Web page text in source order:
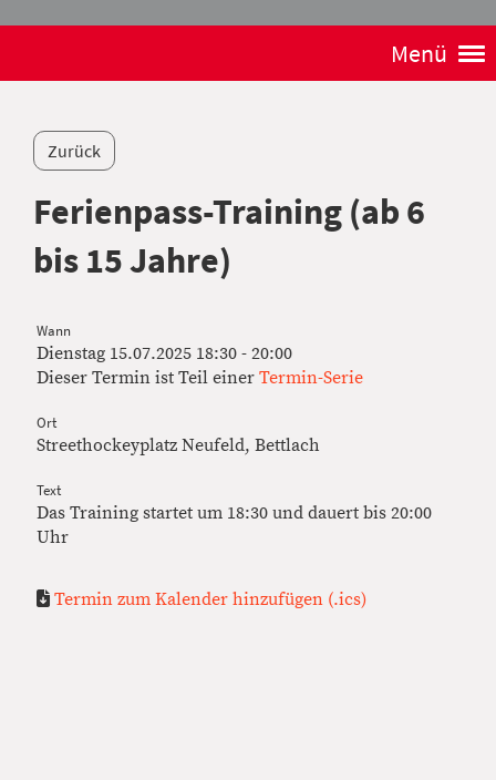
Menü
Zurück
Ferienpass-Training (ab 6
bis 15 Jahre)
Wann
Dienstag 15.07.2025 18:30 - 20:00
Dieser Termin ist Teil einer Termin-Serie
Ort
Streethockeyplatz Neufeld, Bettlach
Text
Das Training startet um 18:30 und dauert bis 20:00
Uhr
Termin zum Kalender hinzufügen (.ics)